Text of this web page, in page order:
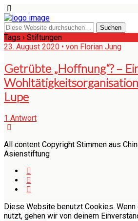
Tags › Stiftungen
23. August 2020 • von Florian Jung
Getrübte „Hoffnung“? –
Lupe
1 Antwort
All content Copyright Stimmen aus
Asienstiftung
Diese Website benutzt Cookies.
nutzt, gehen wir von deinem